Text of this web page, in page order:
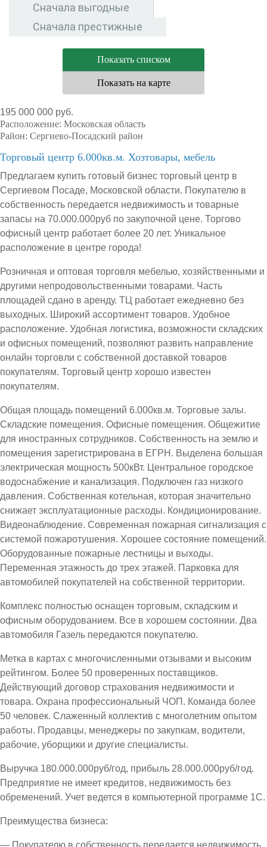
Сначала выгодные
Сначала престижные
Показать списком
Показать на карте
195 000 000 руб.
Расположение: Московская область
Район: Сергиево-Посадский район
Торговый центр 6.000кв.м. Хозтовары, мебель
Предлагаем купить готовый бизнес торговый центр в
Сергиевом Посаде, Московской области. Покупателю в
собственность передается недвижимость и товарные
запасы на 70.000.000руб по закупочной цене. Торгово
офисный центр работает более 20 лет. Уникальное
расположение в центре города!
Розничная и оптовая торговля мебелью, хозяйственными и
другими непродовольственными товарами. Часть
площадей сдано в аренду. ТЦ работает ежедневно без
выходных. Широкий ассортимент товаров. Удобное
расположение. Удобная логистика, возможности складских
и офисных помещений, позволяют развить направление
онлайн торговли с собственной доставкой товаров
покупателям. Торговый центр хорошо известен
покупателям.
Общая площадь помещений 6.000кв.м. Торговые залы.
Складские помещения. Офисные помещения. Общежитие
для иностранных сотрудников. Собственность на землю и
помещения зарегистрирована в ЕГРН. Выделена большая
электрическая мощность 500кВт. Центральное городское
водоснабжение и канализация. Подключен газ низкого
давления. Собственная котельная, которая значительно
снижает эксплуатационные расходы. Кондиционирование.
Видеонаблюдение. Современная пожарная сигнализация с
системой пожаротушения. Хорошее состояние помещений.
Оборудованные пожарные лестницы и выходы.
Переменная этажность до трех этажей. Парковка для
автомобилей покупателей на собственной территории.
Комплекс полностью оснащен торговым, складским и
офисным оборудованием. Все в хорошем состоянии. Два
автомобиля Газель передаются покупателю.
Метка в картах с многочисленными отзывами и высоким
рейтингом. Более 50 проверенных поставщиков.
Действующий договор страхования недвижимости и
товара. Охрана профессиональный ЧОП. Команда более
50 человек. Слаженный коллектив с многолетним опытом
работы. Продавцы, менеджеры по закупкам, водители,
рабочие, уборщики и другие специалисты.
Выручка 180.000.000руб/год, прибыль 28.000.000руб/год.
Предприятие не имеет кредитов, недвижимость без
обременений. Учет ведется в компьютерной программе 1С.
Преимущества бизнеса:
— Покупателю в собственность передается недвижимость